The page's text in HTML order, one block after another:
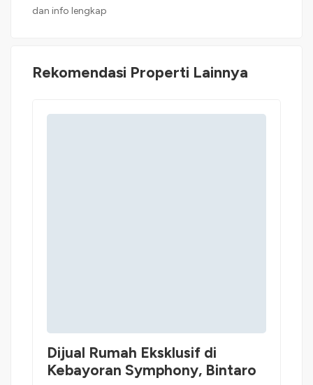
dan info lengkap
Rekomendasi Properti Lainnya
Dijual Rumah Eksklusif di
Kebayoran Symphony, Bintaro